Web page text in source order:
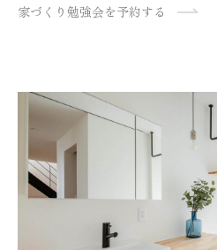
家づくり勉強会を予約する